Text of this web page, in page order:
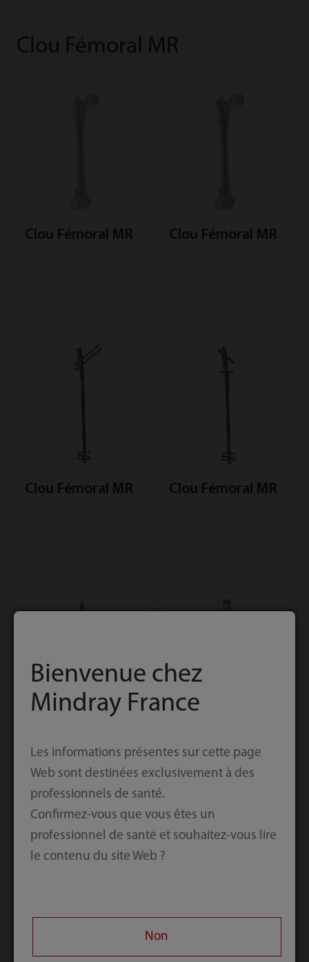
Clou Fémoral MR
Clou Fémoral MR Clou Fémoral MR
Clou Fémoral MR Clou Fémoral MR
Clou Fémoral MR
Fémoral MR
Bienvenue chez
Mindray France
Les informations présentes sur cette page
Web sont destinées exclusivement à des
professionnels de santé.
Confirmez-vous que vous êtes un
professionnel de santé et souhaitez-vous lire
le contenu du site Web ?
Non